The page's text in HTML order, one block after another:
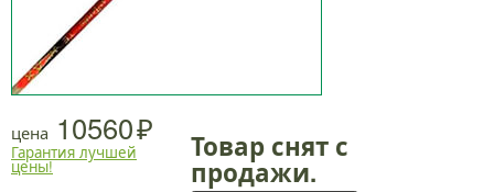
цена 10560
Гарантия лучшей
цены!
Товар снят с
продажи.